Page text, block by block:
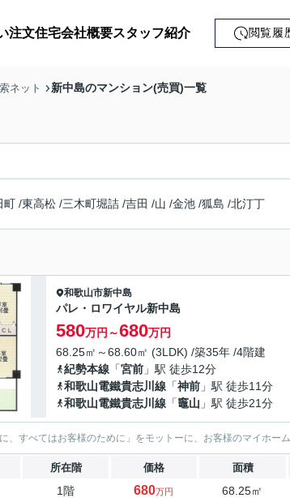
注文住宅会社概要スタッフ紹介 閲覧履
ネット 新中島のマンション(売買)一覧
町 /東高松 /三木町堀詰 /吉田 /山 /金池 /狐島 /北汀丁
和歌山市新中島
パレ・ロワイヤル新中島
580万円～680万円
68.25㎡～68.60㎡ (3LDK) /築35年 /4階建
紀勢本線 「宮前 」駅 徒歩12分
和歌山電鐵貴志川線 「神前 」駅 徒歩11分
和歌山電鐵貴志川線 「竈山 」駅 徒歩21分
、すべてはお客様のために」をモットーに、お客様のマイホー
所在階 価格 面積
1階 680万円 68.25㎡